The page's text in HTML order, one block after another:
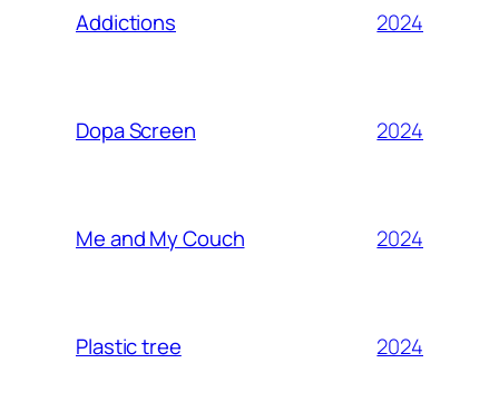
Addictions 2024
Dopa Screen 2024
Me and My Couch 2024
Plastic tree 2024